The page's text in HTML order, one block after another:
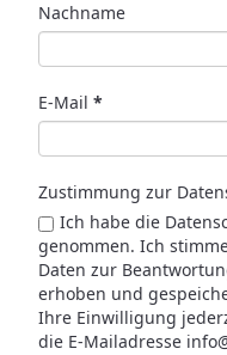
Nachname
E-Mail *
Zustimmung zur
Ich habe die
genommen. Ich
Daten zur
erhoben und
Ihre Einwilligung
die E-Mailadresse